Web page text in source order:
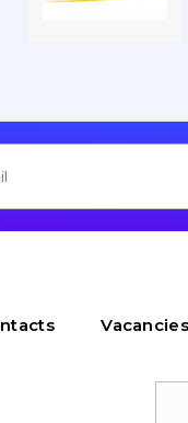
Vacancies